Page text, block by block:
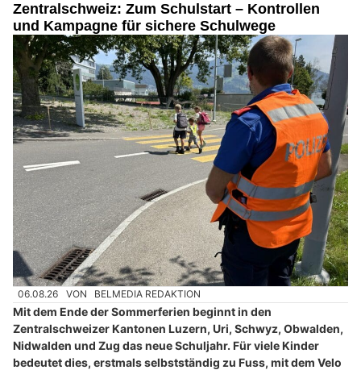
Zentralschweiz: Zum Schulstart – Kontrollen
und Kampagne für sichere Schulwege
06.08.26 VON BELMEDIA REDAKTION
Mit dem Ende der Sommerferien beginnt in den
Zentralschweizer Kantonen Luzern, Uri, Schwyz, Obwalden,
Nidwalden und Zug das neue Schuljahr. Für viele Kinder
bedeutet dies, erstmals selbstständig zu Fuss, mit dem Velo